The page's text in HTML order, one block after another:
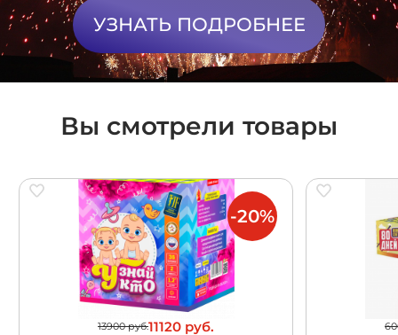
УЗНАТЬ ПОДРОБНЕЕ
Вы смотрели товары
13900 руб.11120 руб.
-20%